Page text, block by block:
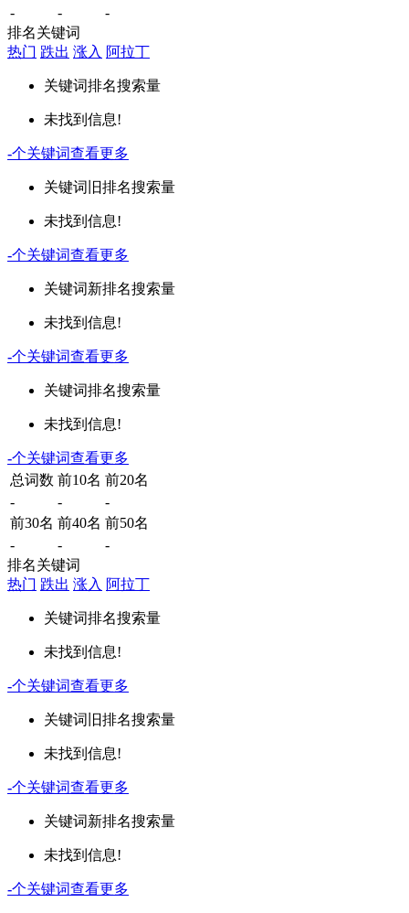
- -
-
排名关键词
热门 跌出 涨入 阿拉丁
关键词排名搜索量
未找到信息!
-个关键词查看更多
关键词 旧排名搜索量
未找到信息!
-个关键词查看更多
关键词新排名搜索量
未找到信息!
-个关键词查看更多
关键词排名搜索量
未找到信息!
-个关键词查看更多
总词数 前10名 前20名
-
-
-
前30名 前40名 前50名
-
-
-
排名关键词
热门 跌出 涨入 阿拉丁
关键词排名搜索量
未找到信息!
-个关键词查看更多
关键词 旧排名搜索量
未找到信息!
-个关键词查看更多
关键词新排名搜索量
未找到信息!
-个关键词查看更多